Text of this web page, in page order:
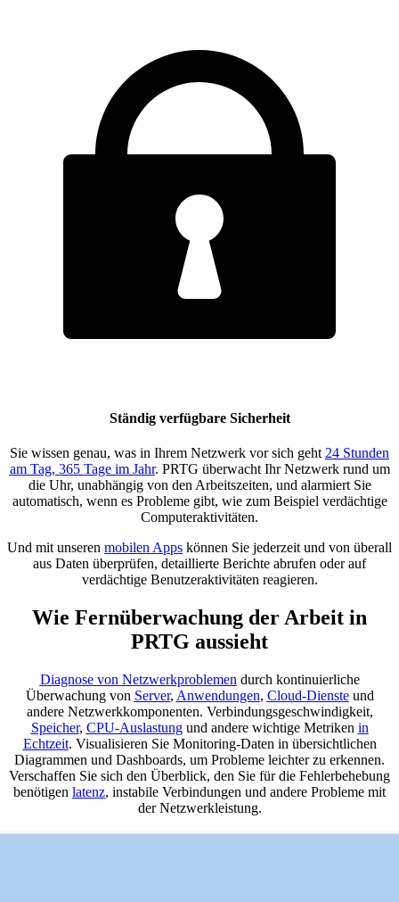
Ständig verfügbare Sicherheit
Sie wissen genau, was in Ihrem Netzwerk vor sich geht 24 Stunden
am Tag, 365 Tage im Jahr. PRTG überwacht Ihr Netzwerk rund um
die Uhr, unabhängig von den Arbeitszeiten, und alarmiert Sie
automatisch, wenn es Probleme gibt, wie zum Beispiel verdächtige
Computeraktivitäten.
Und mit unseren mobilen Apps können Sie jederzeit und von überall
aus Daten überprüfen, detaillierte Berichte abrufen oder auf
verdächtige Benutzeraktivitäten reagieren.
Wie Fernüberwachung der Arbeit in
PRTG aussieht
Diagnose von Netzwerkproblemen durch kontinuierliche
Überwachung von Server, Anwendungen, Cloud-Diensteund
andere Netzwerkkomponenten. Verbindungsgeschwindigkeit,
Speicher, CPU-Auslastungund andere wichtige Metriken in
Echtzeit. Visualisieren Sie Monitoring-Daten in übersichtlichen
Diagrammen und Dashboards, um Probleme leichter zu erkennen.
Verschaffen Sie sich den Überblick, den Sie für die Fehlerbehebung
benötigen latenz, instabile Verbindungen und andere Probleme mit
der Netzwerkleistung.